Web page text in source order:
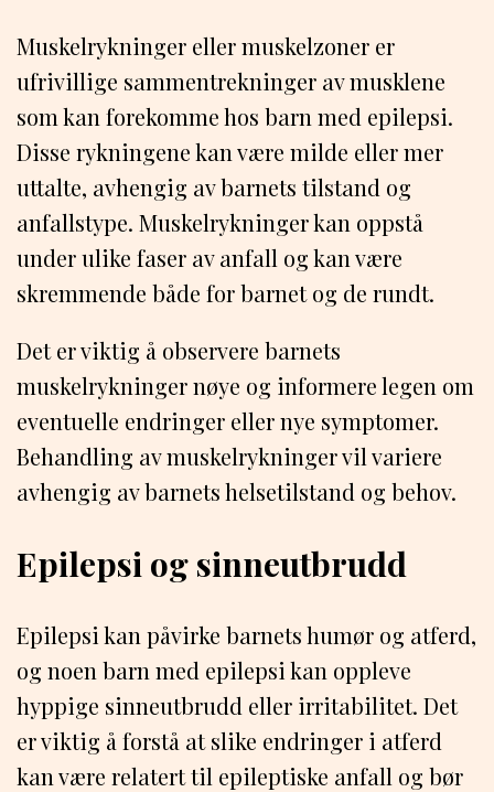
Muskelrykninger eller muskelzoner er
ufrivillige sammentrekninger av musklene
som kan forekomme hos barn med epilepsi.
Disse rykningene kan være milde eller mer
uttalte, avhengig av barnets tilstand og
anfallstype. Muskelrykninger kan oppstå
under ulike faser av anfall og kan være
skremmende både for barnet og de rundt.
Det er viktig å observere barnets
muskelrykninger nøye og informere legen om
eventuelle endringer eller nye symptomer.
Behandling av muskelrykninger vil variere
avhengig av barnets helsetilstand og behov.
Epilepsi og sinneutbrudd
Epilepsi kan påvirke barnets humør og atferd,
og noen barn med epilepsi kan oppleve
hyppige sinneutbrudd eller irritabilitet. Det
er viktig å forstå at slike endringer i atferd
kan være relatert til epileptiske anfall og bør